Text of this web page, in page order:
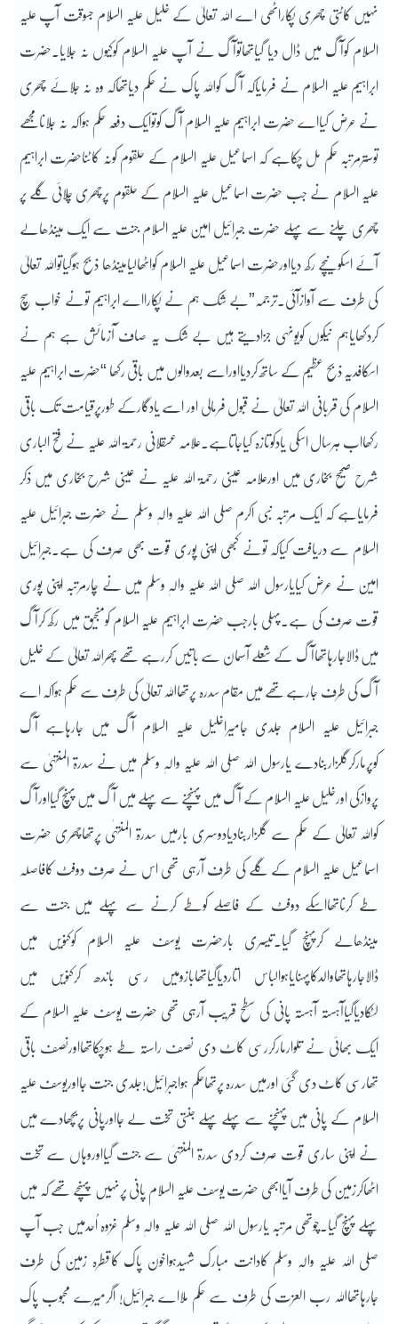
نہیں کاٹتی چھری پکاراٹھی اے اللہ تعالیٰ کے خلیل علیہ السلام جسوقت آپ علیہ
السلام کوآگ میں ڈال دیا گیاتھاتوآگ نے آپ علیہ السلام کوکیوں نہ جلایا۔حضرت
ابراہیم علیہ السلام نے فرمایاکہ آگ کواللہ پاک نے حکم دیاتھاکہ وہ نہ جلائے چھری
نے عرض کیااے حضرت ابراہیم علیہ السلام آگ کوتوایک دفعہ حکم ہواکہ نہ جلانامجھے
توسترمرتبہ حکم مل چکاہے کہ اسماعیل علیہ السلام کے حلقوم کونہ کاٹناحضرت ابراہیم
علیہ السلام نے جب حضرت اسماعیل علیہ السلام کے حلقوم پرچھری چلائی گلے پر
چھری چلنے سے پہلے حضرت جبرائیل امین علیہ السلام جنت سے ایک مینڈھالے
آئے اسکونیچے رکھ دیااورحضرت اسماعیل علیہ السلام کواٹھالیامینڈھا ذبح ہوگیاتواللہ تعالیٰ
کی طرف سے آوازآئی۔ترجمہ”بے شک ہم نے پکارااے ابراہیم تونے خواب سچ
کردکھایاہم نیکوں کویونہی جزادیتے ہیں بے شک یہ صاف آزمائش ہے ہم نے
اسکافدیہ ذبح عظیم کے ساتھ کردیااوراسے بعدوالوں میں باقی رکھا “حضرت ابراہیم علیہ
السلام کی قربانی اللہ تعالیٰ نے قبول فرمالی اور اسے یادگارکے طورپرقیامت تک باقی
رکھااب ہرسال اسکی یادکوتازہ کیاجاتاہے۔علامہ عسقلانی رحمۃ اللہ علیہ نے فتح الباری
شرح صحیح بخاری میں اورعلامہ عینی رحمۃ اللہ علیہ نے عینی شرح بخاری میں ذکر
فرمایاہے کہ ایک مرتبہ نبی اکرم صلی اللہ علیہ والہٖ وسلم نے حضرت جبرائیل علیہ
السلام سے دریافت کیاکہ تونے کبھی اپنی پوری قوت بھی صرف کی ہے۔جبرائیل
امین نے عرض کیایارسول اللہ صلی اللہ علیہ والہٖ وسلم میں نے چارمرتبہ اپنی پوری
قوت صرف کی ہے۔پہلی بارجب حضرت ابراہیم علیہ السلام کومنجیق میں رکھ کرآگ
میں ڈالاجارہاتھاآگ کے شعلے آسمان سے باتیں کررہے تھے پھراللہ تعالیٰ کے خلیل
آگ کی طرف جارہے تھے میں مقام سدرہ پرتھااللہ تعالیٰ کی طرف سے حکم ہواکہ اے
جبرائیل علیہ السلام جلدی جامیراخلیل علیہ السلام آگ میں جارہاہے آگ
کوپرمارکرگلزاربنادے یارسول اللہ صلی اللہ علیہ والہٖ وسلم میں نے سدرۃ المنتہیٰ سے
پروازکی اورخلیل علیہ السلام کے آگ میں پہنچنے سے پہلے میں آگ میں پہنچ گیااورآگ
کواللہ تعالیٰ کے حکم سے گلزاربنادیادوسری بارمیں سدرۃ المنتہٰی پرتھاچھری حضرت
اسماعیل علیہ السلام کے گلے کی طرف آرہی تھی اس نے صرف دوفٹ کافاصلہ
طے کرناتھااسکے دوفٹ کے فاصلے کوطے کرنے سے پہلے میں جنت سے
مینڈھالے کرپہنچ گیا۔تیسری بارحضرت یوسف علیہ السلام کوکنویں میں
ڈالاجارہاتھاوالدکاپہنایاہوالباس اتاردیاگیاتھابازومیں رسی باندھ کرکنویں میں
لٹکادیاگیاآہستہ آہستہ پانی کی سطح قریب آرہی تھی حضرت یوسف علیہ السلام کے
ایک بھائی نے تلوارمارکررسی کاٹ دی نصف راستہ طے ہوچکاتھااورنصف باقی
تھارسی کاٹ دی گئی اورمیں سدرہ پرتھاحکم ہواجبرائیل!جلدی جنت جااوریوسف علیہ
السلام کے پانی میں پہنچنے سے پہلے پہلے جنتی تخت لے جااورپانی پربچھادے میں
نے اپنی ساری قوت صرف کردی سدرۃ المنتہیٰ سے جنت گیااوروہاں سے تخت
اٹھاکرزمین کی طرف آیاابھی حضرت یوسف علیہ السلام پانی پرنہیں پہنچے تھے کہ میں
پہلے پہنچ گیا۔چوتھی مرتبہ یارسول اللہ صلی اللہ علیہ والہٖ وسلم غزوہ اُحدمیں جب آپ
صلی اللہ علیہ والہٖ وسلم کادانت مبارک شہیدہواخون پاک کاقطرہ زمین کی طرف
جارہاتھااللہ رب العزت کی طرف سے حکم ملااے جبرائیل! اگرمیرے محبوب پاک